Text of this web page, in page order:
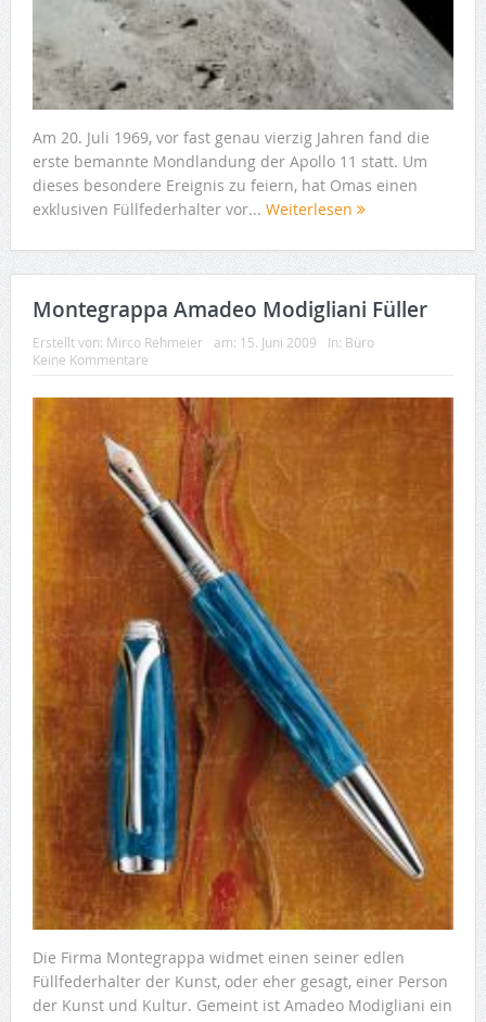
Am 20. Juli 1969, vor fast genau vierzig Jahren fand die
erste bemannte Mondlandung der Apollo 11 statt. Um
dieses besondere Ereignis zu feiern, hat Omas einen
exklusiven Füllfederhalter vor... Weiterlesen
Montegrappa Amadeo Modigliani Füller
Erstellt von: Mirco Rehmeier am: 15. Juni 2009 In: Büro
Keine Kommentare
Die Firma Montegrappa widmet einen seiner edlen
Füllfederhalter der Kunst, oder eher gesagt, einer Person
der Kunst und Kultur. Gemeint ist Amadeo Modigliani ein